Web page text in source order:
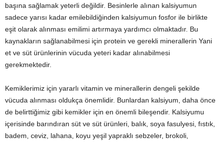
başına sağlamak yeterli değildir. Besinlerle alınan kalsiyumun
sadece yarısı kadar emilebildiğinden kalsiyumun fosfor ile birlikte
eşit olarak alınması emilimi artırmaya yardımcı olmaktadır. Bu
kaynakların sağlanabilmesi için protein ve gerekli minerallerin Yani
et ve süt ürünlerinin vücuda yeteri kadar alınabilmesi
gerekmektedir.
Kemiklerimiz için yararlı vitamin ve minerallerin dengeli şekilde
vücuda alınması oldukça önemlidir. Bunlardan kalsiyum, daha önce
de belirttiğimiz gibi kemikler için en önemli bileşendir. Kalsiyumu
içerisinde barındıran süt ve süt ürünleri, balık, soya fasulyesi, fıstık,
badem, ceviz, lahana, koyu yeşil yapraklı sebzeler, brokoli,